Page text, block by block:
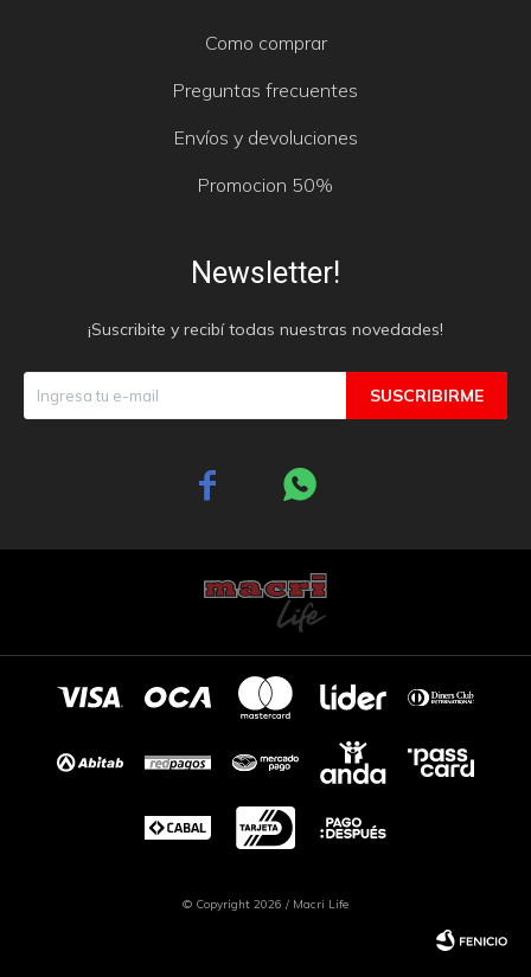
Como comprar
Preguntas frecuentes
Envíos y devoluciones
Promocion 50%
Newsletter!
¡Suscribite y recibí todas nuestras novedades!
SUSCRIBIRME
 
© Copyright 2026 / Macri Life